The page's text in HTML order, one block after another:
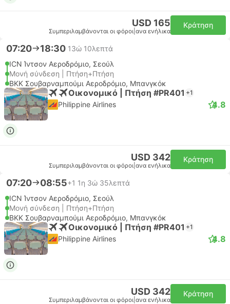
USD 165
Συμπεριλαμβάνονται οι φόροι ανα ενήλικα
Κράτηση
07:20 18:30 13ώ 10λεπτά
ICN Ίντσον Αεροδρόμιο, Σεούλ
Μονή σύνδεση | Πτήση+Πτήση
BKK Σουβαρναμπούμι Αεροδρόμιο, Μπανγκόκ
Οικονομικό | Πτήση #PR401 +1
Philippine Airlines 4.8
USD 342
Συμπεριλαμβάνονται οι φόροι ανα ενήλικα
Κράτηση
07:20 08:55+1 1η 3ώ 35λεπτά
ICN Ίντσον Αεροδρόμιο, Σεούλ
Μονή σύνδεση | Πτήση+Πτήση
BKK Σουβαρναμπούμι Αεροδρόμιο, Μπανγκόκ
Οικονομικό | Πτήση #PR401 +1
Philippine Airlines 4.8
USD 342
Συμπεριλαμβάνονται οι φόροι ανα ενήλικα
Κράτηση